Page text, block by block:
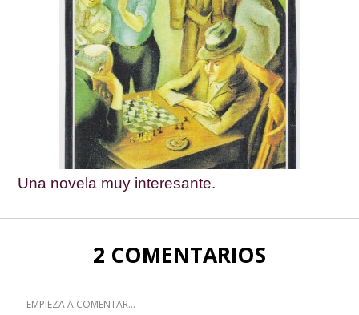
Una novela muy interesante.
2 COMENTARIOS